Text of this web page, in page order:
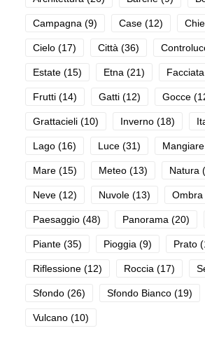
Campagna (9) Case (12)
Cielo (17) Città (36)
Estate (15) Etna (21) Facciata
Frutti (14) Gatti (12) Gocce
Grattacieli (10) Inverno (18)
Lago (16) Luce (31) Mangiare
Mare (15) Meteo (13) Natura
Neve (12) Nuvole (13) Ombra
Paesaggio (48) Panorama (20)
Piante (35) Pioggia (9) Prato
Riflessione (12) Roccia (17)
Sfondo (26) Sfondo Bianco (19)
Vulcano (10)